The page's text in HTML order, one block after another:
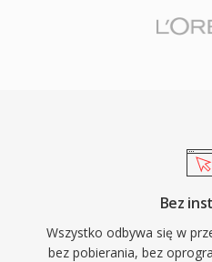
Bez
Wszystko odbywa się w
bez pobierania, bez